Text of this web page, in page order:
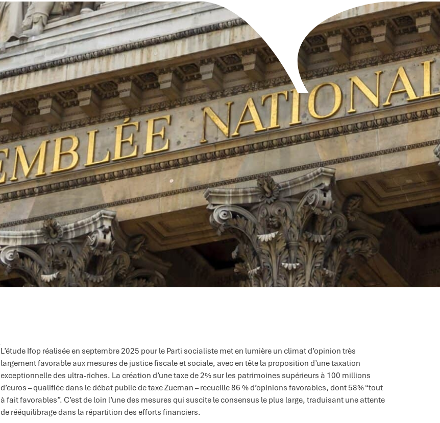
L’étude Ifop réalisée en septembre 2025 pour le Parti socialiste met en lumière un climat d’opinion très
largement favorable aux mesures de justice fiscale et sociale, avec en tête la proposition d’une taxation
exceptionnelle des ultra-riches. La création d’une taxe de 2% sur les patrimoines supérieurs à 100 millions
d’euros – qualifiée dans le débat public de taxe Zucman – recueille 86 % d’opinions favorables, dont 58% “tout
à fait favorables”. C’est de loin l’une des mesures qui suscite le consensus le plus large, traduisant une attente
de rééquilibrage dans la répartition des efforts financiers.